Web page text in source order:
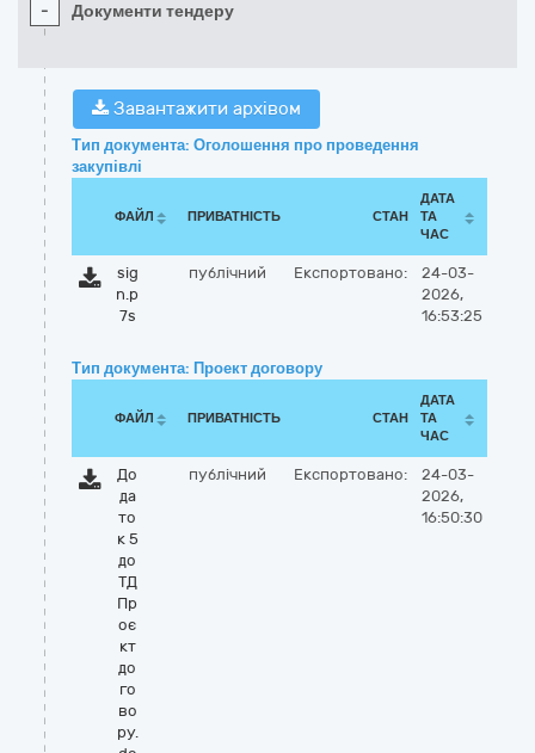
- Документи тендеру
Завантажити архівом
Тип документа: Оголошення про проведення
закупівлі
ФАЙЛ ПРИВАТНІСТЬ СТАН
ДАТА
ТА
ЧАС
sig
n.p
7s
публічний Експортовано:
24-03-
2026,
16:53:25
Тип документа: Проект договору
ФАЙЛ ПРИВАТНІСТЬ СТАН
ДАТА
ТА
ЧАС
До
да
то
к 5
до
ТД
Пр
оє
кт
до
го
во
ру.
публічний Експортовано:
24-03-
2026,
16:50:30